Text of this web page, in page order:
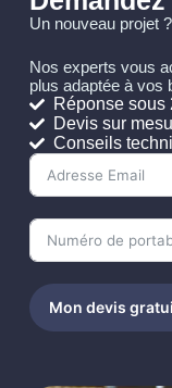
Un nouveau projet ?
Nos experts vous
plus adaptée à vos
Réponse sous
Devis sur
Conseils
Mon devis